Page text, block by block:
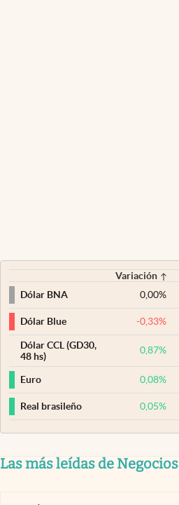
Variación
Dólar BNA
0,00%
Dólar Blue -0,33%
Dólar CCL (GD30,
48 hs)
0,87%
Euro 0,08%
Real brasileño 0,05%
Las más leídas de Negocios